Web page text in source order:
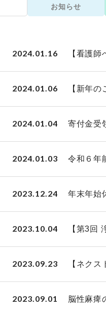
お知らせ
2024.01.16 【看護
2024.01.06 【新年の
2024.01.04 寄付金受
2024.01.03 令和６年
2023.12.24 年末年始
2023.10.04 【第3回
2023.09.23 【ネクス
2023.09.01 脳性麻痺